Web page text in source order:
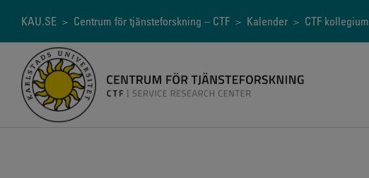
Länkstig
KAU.SE > Centrum för tjänsteforskning – CTF > Kalender > CTF kollegium